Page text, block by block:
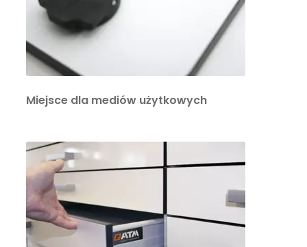
Miejsce dla mediów użytkowych